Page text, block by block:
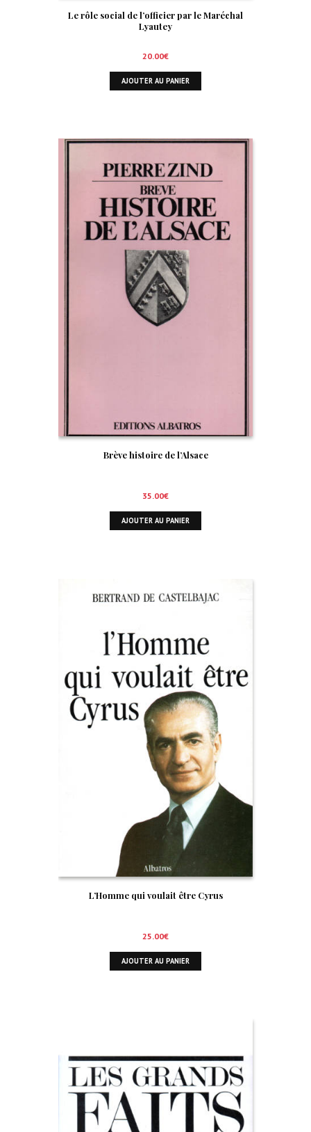
Le rôle social de l’officier par le Maréchal
Lyautey
20.00€
AJOUTER AU PANIER
Brève histoire de l’Alsace
35.00€
AJOUTER AU PANIER
L’Homme qui voulait être Cyrus
25.00€
AJOUTER AU PANIER